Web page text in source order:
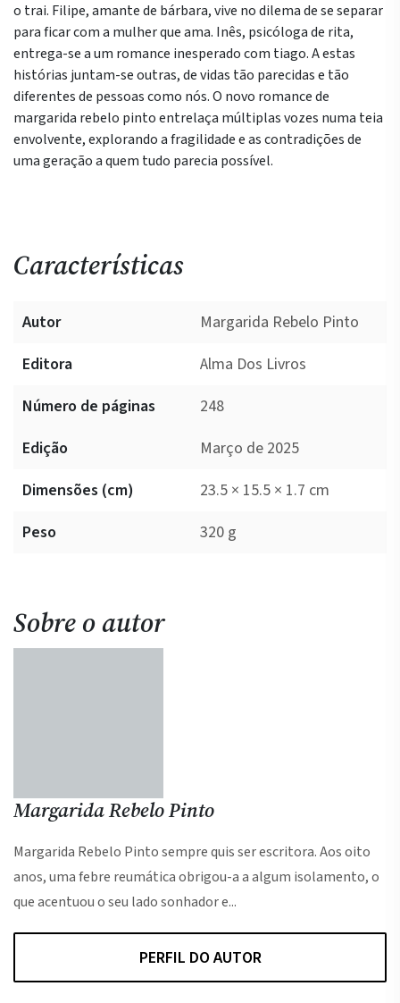
o trai. Filipe, amante de bárbara, vive no dilema de se separar
para ficar com a mulher que ama. Inês, psicóloga de rita,
entrega-se a um romance inesperado com tiago. A estas
histórias juntam-se outras, de vidas tão parecidas e tão
diferentes de pessoas como nós. O novo romance de
margarida rebelo pinto entrelaça múltiplas vozes numa teia
envolvente, explorando a fragilidade e as contradições de
uma geração a quem tudo parecia possível.
Características
Autor
Margarida Rebelo Pinto
Editora
Alma Dos Livros
Número de páginas
248
Edição
Março de 2025
Dimensões (cm)
23.5 × 15.5 × 1.7 cm
Peso
320 g
Sobre o autor
Margarida Rebelo Pinto
Margarida Rebelo Pinto sempre quis ser escritora. Aos oito
anos, uma febre reumática obrigou-a a algum isolamento, o
que acentuou o seu lado sonhador e...
PERFIL DO AUTOR